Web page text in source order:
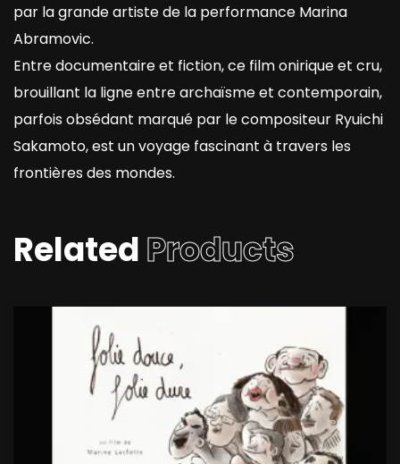
par la grande artiste de la performance Marina
Abramovic.
Entre documentaire et fiction, ce film onirique et cru,
brouillant la ligne entre archaïsme et contemporain,
parfois obsédant marqué par le compositeur Ryuichi
Sakamoto, est un voyage fascinant à travers les
frontières des mondes.
RelatedProducts